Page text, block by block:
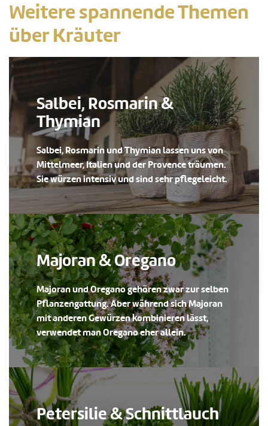
Weitere spannende Themen
über Kräuter
Salbei, Rosmarin &
Thymian
Salbei, Rosmarin und Thymian lassen uns von
Mittelmeer, Italien und der Provence träumen.
Sie würzen intensiv und sind sehr pflegeleicht.
Majoran & Oregano
Majoran und Oregano gehören zwar zur selben
Pflanzengattung. Aber während sich Majoran
mit anderen Gewürzen kombinieren lässt,
verwendet man Oregano eher allein.
Petersilie & Schnittlauch